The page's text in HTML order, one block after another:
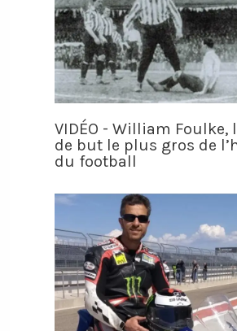
VIDÉO - William Foulke,
de but le plus gros de
du football